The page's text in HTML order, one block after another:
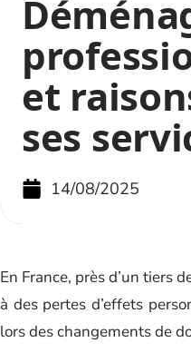
et
ses
14/08/2025
En France, près d’un tiers
à des pertes d’effets
lors des changements de